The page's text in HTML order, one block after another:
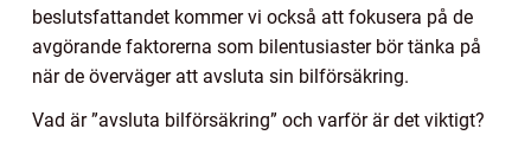
beslutsfattandet kommer vi också att fokusera på de
avgörande faktorerna som bilentusiaster bör tänka på
när de överväger att avsluta sin bilförsäkring.
Vad är ”avsluta bilförsäkring” och varför är det viktigt?